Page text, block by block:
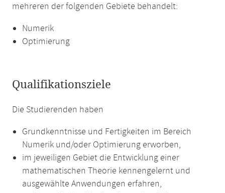
mehreren der folgenden Gebiete behandelt:
Numerik
Optimierung
Qualifikationsziele
Die Studierenden haben
Grundkenntnisse und Fertigkeiten im Bereich
Numerik und/oder Optimierung erworben,
im jeweiligen Gebiet die Entwicklung einer
mathematischen Theorie kennengelernt und
ausgewählte Anwendungen erfahren,